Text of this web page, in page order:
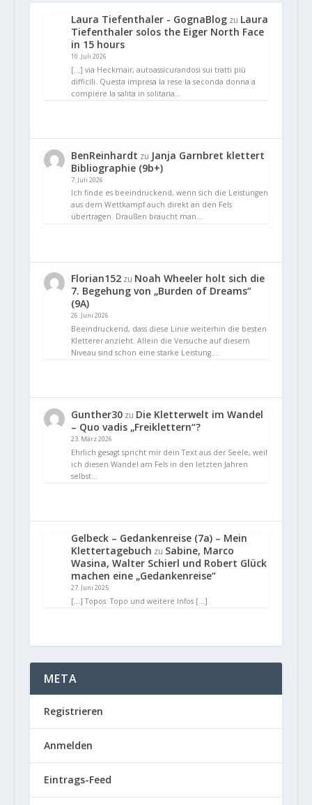
Laura Tiefenthaler - GognaBlogzu Laura
Tiefenthaler solos the Eiger North Face
in 15 hours
10. Juli 2026
[…] via Heckmair, autoassicurandosi sui tratti più
difficili. Questa impresa la rese la seconda donna a
compiere la salita in solitaria…
BenReinhardt zu Janja Garnbret klettert
Bibliographie (9b+)
7. Juli 2026
Ich finde es beeindruckend, wenn sich die Leistungen
aus dem Wettkampf auch direkt an den Fels
übertragen. Draußen braucht man…
Florian152zu Noah Wheeler holt sich die
7. Begehung von „Burden of Dreams“
(9A)
26. Juni 2026
Beeindruckend, dass diese Linie weiterhin die besten
Kletterer anzieht. Allein die Versuche auf diesem
Niveau sind schon eine starke Leistung.…
Gunther30zu Die Kletterwelt im Wandel
– Quo vadis „Freiklettern“?
23. März 2026
Ehrlich gesagt spricht mir dein Text aus der Seele, weil
ich diesen Wandel am Fels in den letzten Jahren
selbst…
Gelbeck – Gedankenreise (7a) – Mein
Klettertagebuch zu Sabine, Marco
Wasina, Walter Schierl und Robert Glück
machen eine „Gedankenreise“
27. Juni 2025
[…] Topos: Topo und weitere Infos […]
META
Registrieren
Anmelden
Eintrags-Feed